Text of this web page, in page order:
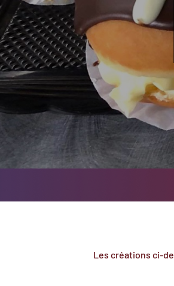
Les créations ci-